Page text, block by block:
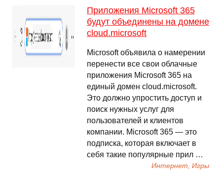
Приложения Microsoft 365
будут объединены на домене
cloud.microsoft
Microsoft объявила о намерении
перенести все свои облачные
приложения Microsoft 365 на
единый домен cloud.microsoft.
Это должно упростить доступ и
поиск нужных услуг для
пользователей и клиентов
компании. Microsoft 365 — это
подписка, которая включает в
себя такие популярные прил …
Интернет, Игры